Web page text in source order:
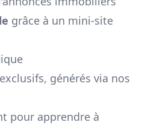
grâce à un mini-site
générés via nos
pour apprendre à